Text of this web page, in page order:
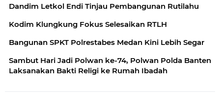
Dandim Letkol Endi Tinjau Pembangunan Rutilahu
Kodim Klungkung Fokus Selesaikan RTLH
Bangunan SPKT Polrestabes Medan Kini Lebih Segar
Sambut Hari Jadi Polwan ke-74, Polwan Polda Banten
Laksanakan Bakti Religi ke Rumah Ibadah